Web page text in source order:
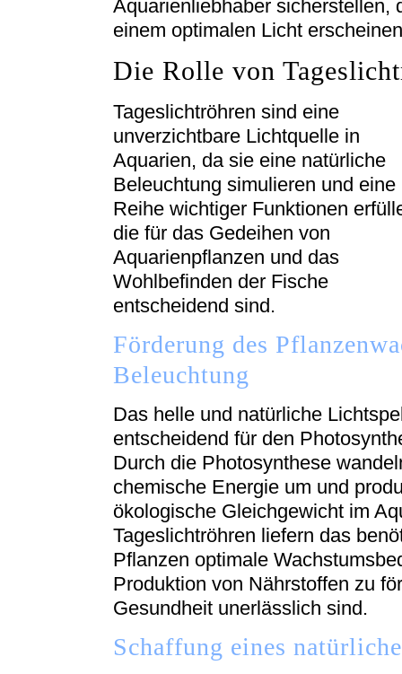
Aquarienliebhaber sicherstellen,
einem optimalen Licht
Die Rolle von
Tageslichtröhren sind eine
unverzichtbare Lichtquelle in
Aquarien, da sie eine natürliche
Beleuchtung simulieren und eine
Reihe wichtiger Funktionen
die für das Gedeihen von
Aquarienpflanzen und das
Wohlbefinden der Fische
entscheidend sind.
Förderung des
Beleuchtung
Das helle und natürliche
entscheidend für den
Durch die Photosynthese
chemische Energie um und
ökologische Gleichgewicht im
Tageslichtröhren liefern das
Pflanzen optimale
Produktion von Nährstoffen zu
Gesundheit unerlässlich sind.
Schaffung eines